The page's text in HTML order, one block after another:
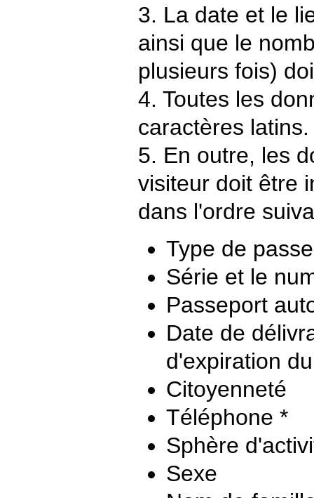
3. La date et le
ainsi que le
plusieurs fois)
4. Toutes les
caractères latins.
5. En outre, les
visiteur doit être
dans l'ordre
Type de
Série et le
Passeport
Date de
d'expiration
Citoyenneté
Téléphone *
Sphère
Sexe